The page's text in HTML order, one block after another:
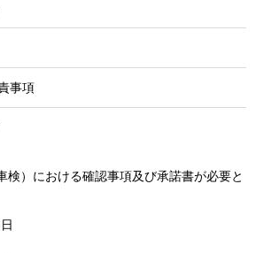
事項
検）における確認事項及び承諾書が必要と